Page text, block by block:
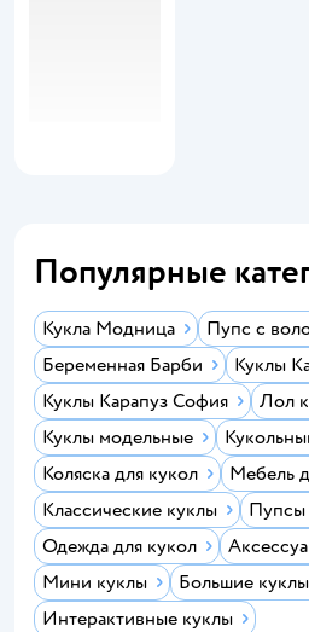
Популярные
Кукла Модница
Пупс с
Беременная Барби
Куклы
Куклы Карапуз София
Лол
Куклы модельные
Коляска для кукол
Мебель
Классические куклы
Пупсы
Одежда для кукол
Мини куклы
Большие куклы
Интерактивные куклы